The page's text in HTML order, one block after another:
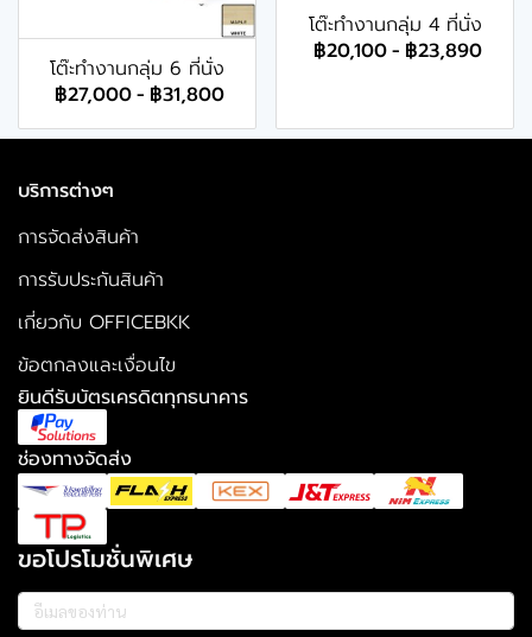
โต๊ะทำงานกลุ่ม 6 ที่นั่ง
฿27,000- ฿31,800
โต๊ะทำงานกลุ่ม 4 ที่นั่ง
฿20,100- ฿23,890
บริการต่างๆ
การจัดส่งสินค้า
การรับประกันสินค้า
เกี่ยวกับ OFFICEBKK
ข้อตกลงและเงื่อนไข
ยินดีรับบัตรเครดิตทุกธนาคาร
ช่องทางจัดส่ง
ขอโปรโมชั่นพิเศษ